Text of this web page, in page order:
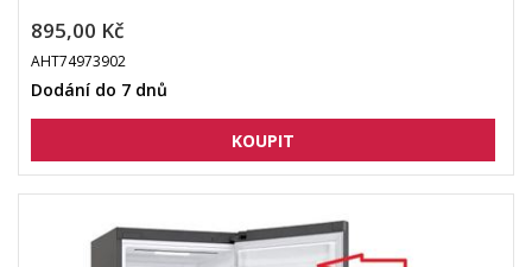
895,00 Kč
AHT74973902
Dodání do 7 dnů